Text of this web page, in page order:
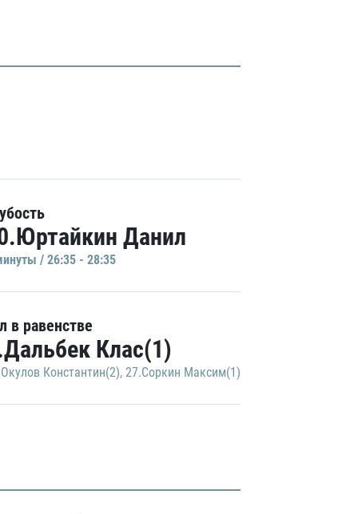
Данил
/ 26:35 - 28:35
в равенстве
Клас(1)
Константин(2), 27.Соркин Максим(1)